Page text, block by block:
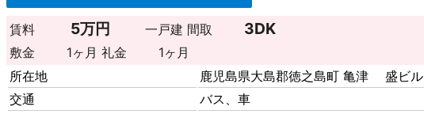
賃料 5万円 一戸建 間取 3DK
敷金 1ヶ月 礼金
1ヶ月
所在地
鹿児島県大島郡徳之島町 亀津 盛ビル
交通
バス、車